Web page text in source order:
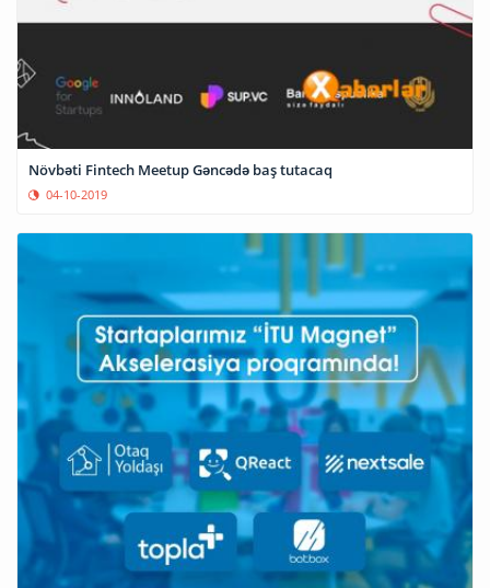
Növbəti Fintech Meetup Gəncədə baş tutacaq
04-10-2019